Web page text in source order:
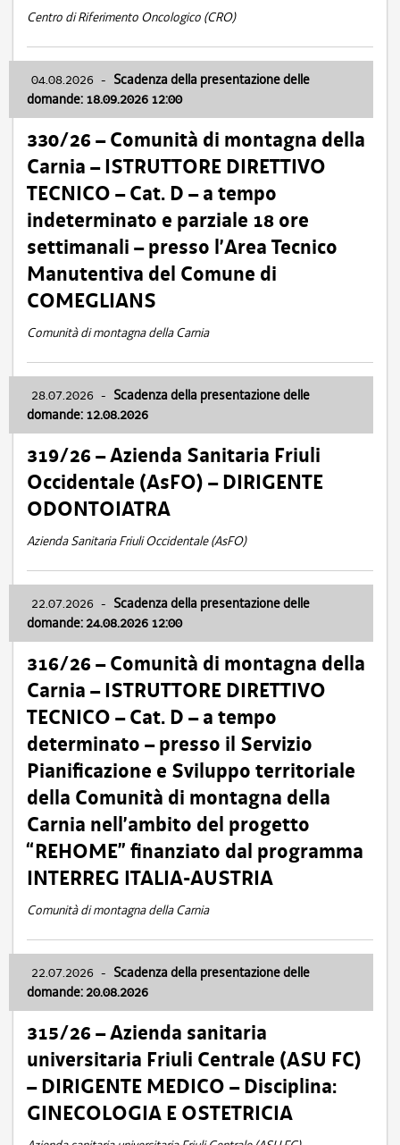
Centro di Riferimento Oncologico (CRO)
04.08.2026 - Scadenza della presentazione delle
domande: 18.09.2026 12:00
330/26 – Comunità di montagna della
Carnia – ISTRUTTORE DIRETTIVO
TECNICO – Cat. D – a tempo
indeterminato e parziale 18 ore
settimanali – presso l’Area Tecnico
Manutentiva del Comune di
COMEGLIANS
Comunità di montagna della Carnia
28.07.2026 - Scadenza della presentazione delle
domande: 12.08.2026
319/26 – Azienda Sanitaria Friuli
Occidentale (AsFO) – DIRIGENTE
ODONTOIATRA
Azienda Sanitaria Friuli Occidentale (AsFO)
22.07.2026 - Scadenza della presentazione delle
domande: 24.08.2026 12:00
316/26 – Comunità di montagna della
Carnia – ISTRUTTORE DIRETTIVO
TECNICO – Cat. D – a tempo
determinato – presso il Servizio
Pianificazione e Sviluppo territoriale
della Comunità di montagna della
Carnia nell’ambito del progetto
“REHOME” finanziato dal programma
INTERREG ITALIA-AUSTRIA
Comunità di montagna della Carnia
22.07.2026 - Scadenza della presentazione delle
domande: 20.08.2026
315/26 – Azienda sanitaria
universitaria Friuli Centrale (ASU FC)
– DIRIGENTE MEDICO – Disciplina:
GINECOLOGIA E OSTETRICIA